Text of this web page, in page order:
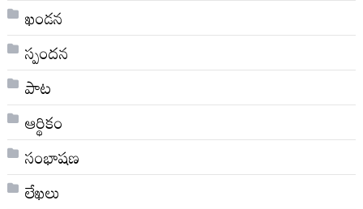
ఖండన
స్పందన
పాట
ఆర్థికం
సంభాషణ
లేఖలు